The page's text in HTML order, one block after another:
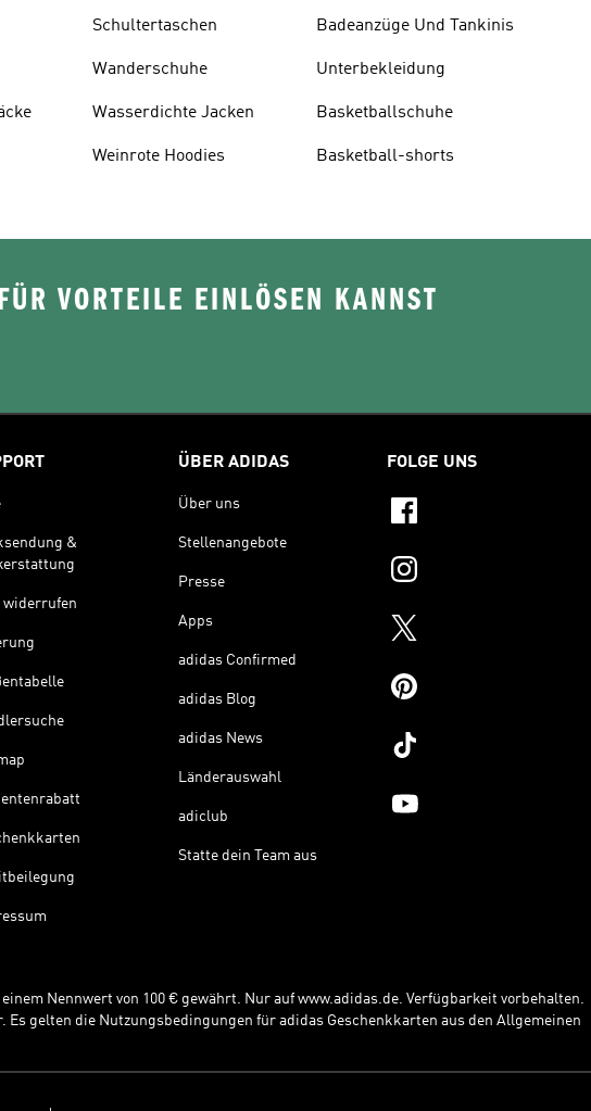
Schultertaschen
Wanderschuhe
Wasserdichte Jacken
Weinrote Hoodies
Badeanzüge Und Tankinis
Unterbekleidung
Basketballschuhe
Basketball-shorts
VORTEILE EINLÖSEN KANNST
&
widerrufen
ÜBER ADIDAS
Über uns
Stellenangebote
Presse
Apps
adidas Confirmed
adidas Blog
adidas News
Länderauswahl
adiclub
Statte dein Team aus
FOLGE UNS
Nennwert von 100 € gewährt. Nur auf www.adidas.de. Verfügbarkeit vorbehalten.
gelten die Nutzungsbedingungen für adidas Geschenkkarten aus den Allgemeinen